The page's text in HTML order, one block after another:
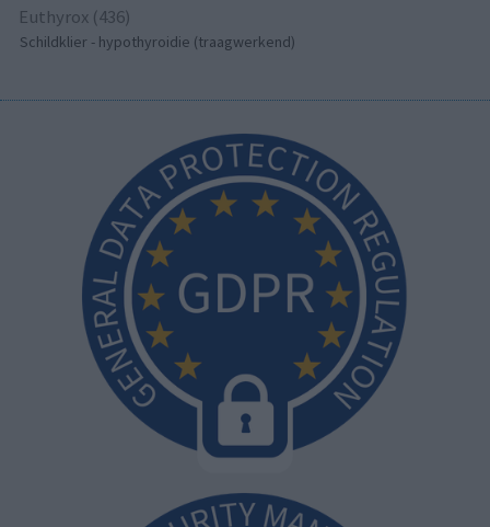
Euthyrox (436)
Schildklier - hypothyroidie (traagwerkend)